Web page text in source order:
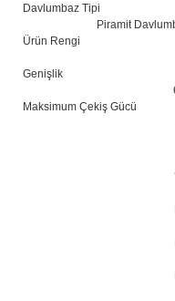
Davlumbaz Tipi
Piramit
Ürün Rengi
Genişlik
Maksimum Çekiş Gücü